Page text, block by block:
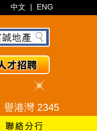
中文 | ENG
2345 9926 /